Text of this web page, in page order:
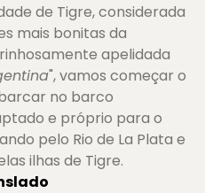
de Tigre, considerada
mais bonitas da
apelidada
", vamos começar o
no barco
e próprio para o
pelo Rio de La Plata e
ilhas de Tigre.